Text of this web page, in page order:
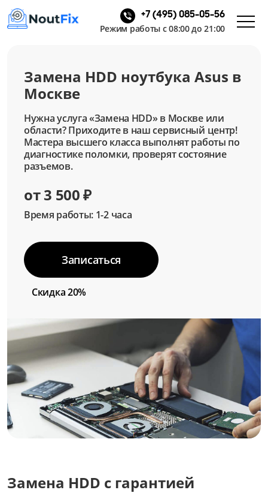
+7 (495) 085-05-56
Режим работы с 08:00 до 21:00
Замена HDD ноутбука Asus в
Москве
Нужна услуга «Замена HDD» в Москве или
области? Приходите в наш сервисный центр!
Мастера высшего класса выполнят работы по
диагностике поломки, проверят состояние
разъемов.
от 3 500 ₽
Время работы: 1-2 часа
Записаться
Скидка 20%
Замена HDD с гарантией